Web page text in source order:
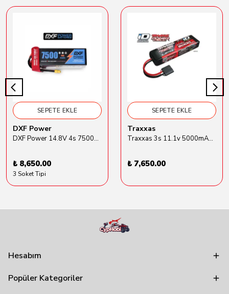
SEPETE EKLE
DXF Power
DXF Power 14.8V 4s 7500mAh 80C Hardcase Lipo Batarya
₺ 8,650.00
3 Soket Tipi
SEPETE EKLE
Traxxas
Traxxas 3s 11.1v 5000mAh Lipo Batarya (TRX 2872X)
₺ 7,650.00
Hesabım
Popüler Kategoriler